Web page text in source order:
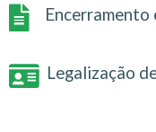
Legalização